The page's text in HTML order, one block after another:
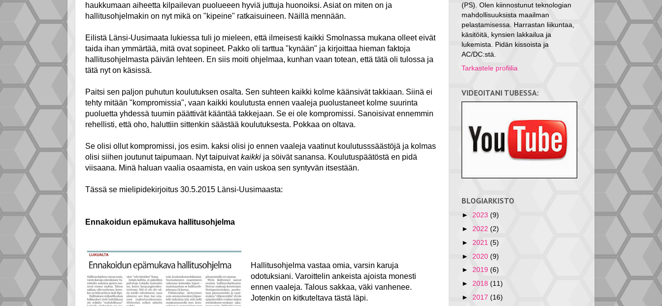
haukkumaan aiheetta kilpailevan puolueeen hyviä juttuja huonoiksi. Asiat on miten on ja
hallitusohjelmakin on nyt mikä on "kipeine" ratkaisuineen. Näillä mennään.
Eilistä Länsi-Uusimaata lukiessa tuli jo mieleen, että ilmeisesti kaikki Smolnassa mukana olleet eivät
taida ihan ymmärtää, mitä ovat sopineet. Pakko oli tarttua "kynään" ja kirjoittaa hieman faktoja
hallitusohjelmasta päivän lehteen. En siis moiti ohjelmaa, kunhan vaan totean, että tätä oli tulossa ja
tätä nyt on käsissä.
Paitsi sen paljon puhutun koulutuksen osalta. Sen suhteen kaikki kolme käänsivät takkiaan. Siinä ei
tehty mitään "kompromissia", vaan kaikki koulutusta ennen vaaleja puolustaneet kolme suurinta
puoluetta yhdessä tuumin päättivät kääntää takkejaan. Se ei ole kompromissi. Sanoisivat ennemmin
rehellisti, että oho, haluttiin sittenkin säästää koulutuksesta. Pokkaa on oltava.
Se olisi ollut kompromissi, jos esim. kaksi olisi jo ennen vaaleja vaatinut koulutusssäästöjä ja kolmas
olisi siihen joutunut taipumaan. Nyt taipuivatkaikki ja söivät sanansa. Koulutuspäätöstä en pidä
viisaana. Minä haluan vaalia osaamista, en vain uskoa sen syntyvän itsestään.
Tässä se mielipidekirjoitus 30.5.2015 Länsi-Uusimaasta:
Ennakoidun epämukava hallitusohjelma
Hallitusohjelma vastaa omia, varsin karuja
odotuksiani. Varoittelin ankeista ajoista monesti
ennen vaaleja. Talous sakkaa, väki vanhenee.
Jotenkin on kitkuteltava tästä läpi.
(PS). Olen kiinnostunut teknologian
mahdollisuuksista maailman
pelastamisessa. Harrastan liikuntaa,
käsitöitä, kynsien lakkailua ja
lukemista. Pidän kissoista ja
AC/DC:stä.
Tarkastele profiilia
VIDEOITANI TUBESSA:
BLOGIARKISTO
► 2023 (9)
► 2022 (2)
► 2021 (5)
► 2020 (9)
► 2019 (6)
► 2018 (11)
► 2017 (16)